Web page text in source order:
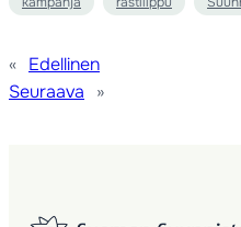
« Edellinen
Seuraava
»